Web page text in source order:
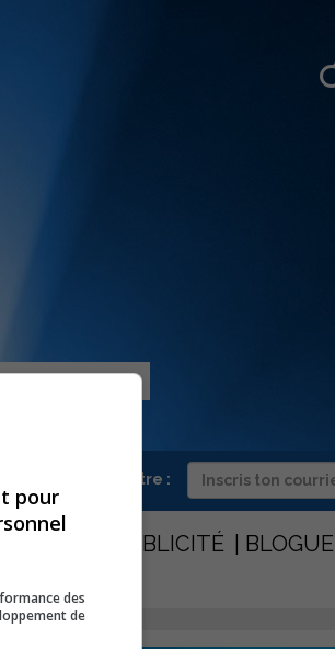
toi à notre infolettre :
PUBLICITÉ BLOGUE
pour
des
de